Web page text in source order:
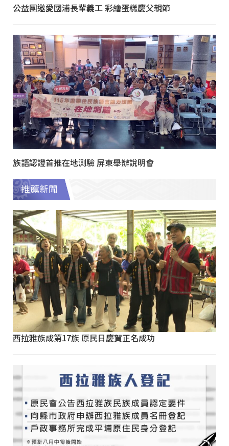
公益團邀愛國浦長輩義工 彩繪蛋糕慶父親節
族語認證首推在地測驗 屏東舉辦說明會
推薦新聞
西拉雅族成第17族 原民日慶賀正名成功